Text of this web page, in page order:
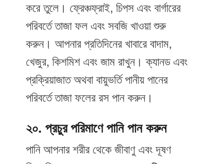
করে তুলে। ফ্রেঞ্চফ্রাই, চিপস এবং বার্গারের
পরিবর্তে তাজা ফল এবং সবজি খাওয়া শুরু
করুন। আপনার প্রতিদিনের খাবারে বাদাম,
খেজুর, কিশমিশ এবং জাম রাখুন। ক্যানড এবং
প্রক্রিয়াজাত অথবা বায়ুভর্তি পানীয় পানের
পরিবর্তে তাজা ফলের রস পান করুন।
২০. প্রচুর পরিমাণে পানি পান করুন
পানি আপনার শরীর থেকে জীবাণু এবং দূষণ